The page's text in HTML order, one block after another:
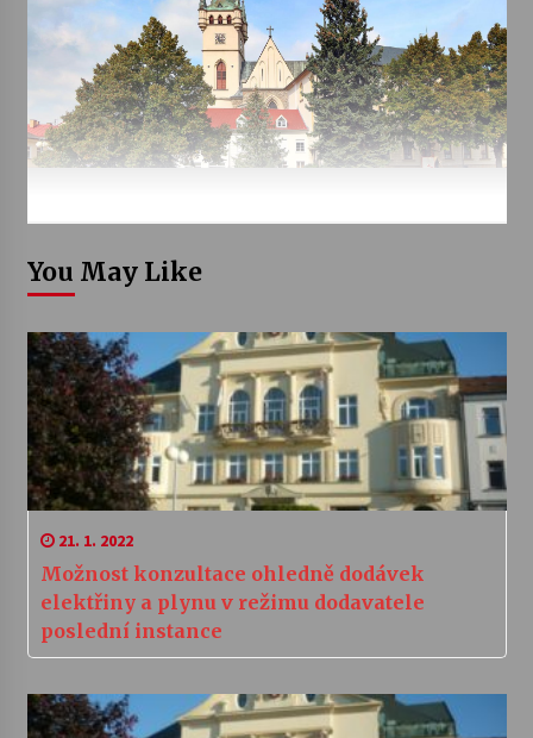
You May Like
21. 1. 2022
Možnost konzultace ohledně dodávek
elektřiny a plynu v režimu dodavatele
poslední instance